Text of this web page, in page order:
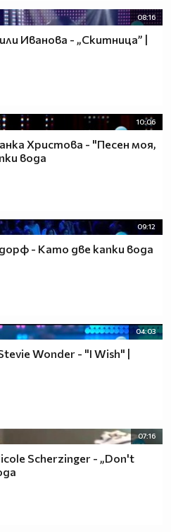
08:16
Иванова - „Скитница” |
10:06
Христова - "Песен моя,
вода
09:12
- Като две капки вода
04:03
Wonder - "I Wish" |
07:16
Scherzinger - „Don't